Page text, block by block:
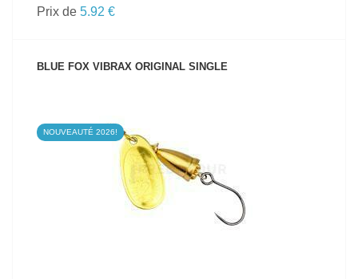
Prix de 5.92 €
BLUE FOX VIBRAX ORIGINAL SINGLE
NOUVEAUTÉ 2026!
VOIR LE PRODUIT